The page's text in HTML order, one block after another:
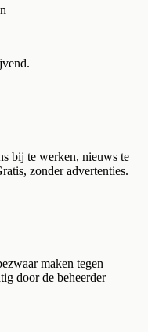
bij te werken, nieuws te
zonder advertenties.
maken tegen
door de beheerder